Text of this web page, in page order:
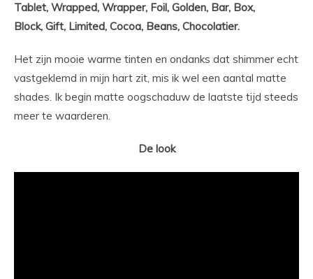
Tablet, Wrapped, Wrapper, Foil, Golden, Bar, Box,
Block, Gift, Limited, Cocoa, Beans, Chocolatier.
Het zijn mooie warme tinten en ondanks dat shimmer echt
vastgeklemd in mijn hart zit, mis ik wel een aantal matte
shades. Ik begin matte oogschaduw de laatste tijd steeds
meer te waarderen.
De look